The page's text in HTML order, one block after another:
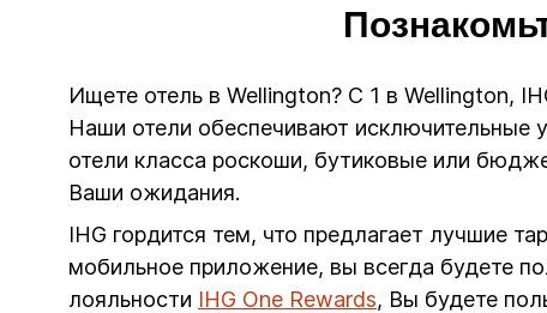
Ищете отель в Wellington? С 1 в Wellington,
Наши отели обеспечивают исключительные
отели класса роскоши, бутиковые или
Ваши ожидания.
IHG гордится тем, что предлагает лучшие
мобильное приложение, вы всегда будете
лояльности IHG One Rewards, Вы будете